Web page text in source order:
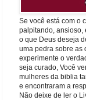
Se você está com o
palpitando, ansioso,
o que Deus deseja
uma pedra sobre as
experimente o
seja curado, Você
mulheres da biblia
e encontraram a
Não deixe de ler o